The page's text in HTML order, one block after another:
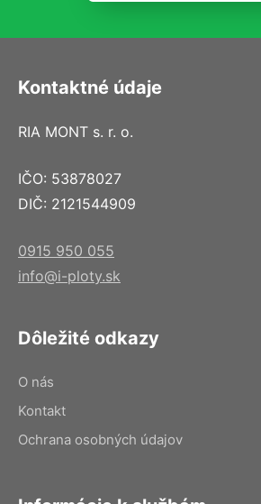
Kontaktné údaje
RIA MONT s. r. o.
IČO: 53878027
DIČ: 2121544909
0915 950 055
info@i-ploty.sk
Dôležité odkazy
O nás
Kontakt
Ochrana osobných údajov